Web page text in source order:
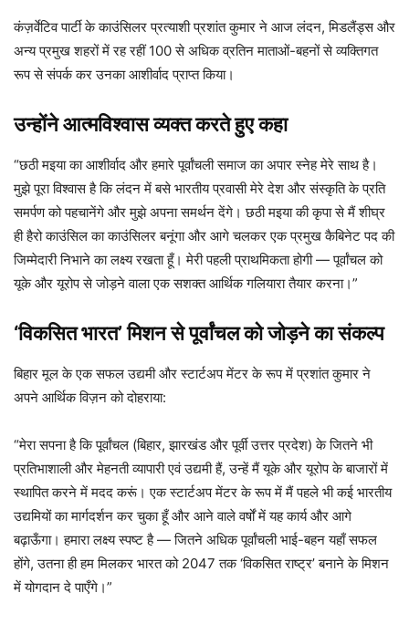
कंज़र्वेटिव पार्टी के काउंसिलर प्रत्याशी प्रशांत कुमार ने आज लंदन, मिडलैंड्स और
अन्य प्रमुख शहरों में रह रहीं 100 से अधिक व्रतिन माताओं-बहनों से व्यक्तिगत
रूप से संपर्क कर उनका आशीर्वाद प्राप्त किया।
उन्होंने आत्मविश्वास व्यक्त करते हुए कहा
“छठी मइया का आशीर्वाद और हमारे पूर्वांचली समाज का अपार स्नेह मेरे साथ है।
मुझे पूरा विश्वास है कि लंदन में बसे भारतीय प्रवासी मेरे देश और संस्कृति के प्रति
समर्पण को पहचानेंगे और मुझे अपना समर्थन देंगे। छठी मइया की कृपा से मैं शीघ्र
ही हैरो काउंसिल का काउंसिलर बनूंगा और आगे चलकर एक प्रमुख कैबिनेट पद की
जिम्मेदारी निभाने का लक्ष्य रखता हूँ। मेरी पहली प्राथमिकता होगी — पूर्वांचल को
यूके और यूरोप से जोड़ने वाला एक सशक्त आर्थिक गलियारा तैयार करना।”
‘विकसित भारत’ मिशन से पूर्वांचल को जोड़ने का संकल्प
बिहार मूल के एक सफल उद्यमी और स्टार्टअप मेंटर के रूप में प्रशांत कुमार ने
अपने आर्थिक विज़न को दोहराया:
“मेरा सपना है कि पूर्वांचल (बिहार, झारखंड और पूर्वी उत्तर प्रदेश) के जितने भी
प्रतिभाशाली और मेहनती व्यापारी एवं उद्यमी हैं, उन्हें मैं यूके और यूरोप के बाजारों में
स्थापित करने में मदद करूं। एक स्टार्टअप मेंटर के रूप में मैं पहले भी कई भारतीय
उद्यमियों का मार्गदर्शन कर चुका हूँ और आने वाले वर्षों में यह कार्य और आगे
बढ़ाऊँगा। हमारा लक्ष्य स्पष्ट है — जितने अधिक पूर्वांचली भाई-बहन यहाँ सफल
होंगे, उतना ही हम मिलकर भारत को 2047 तक ‘विकसित राष्ट्र’ बनाने के मिशन
में योगदान दे पाएँगे।”